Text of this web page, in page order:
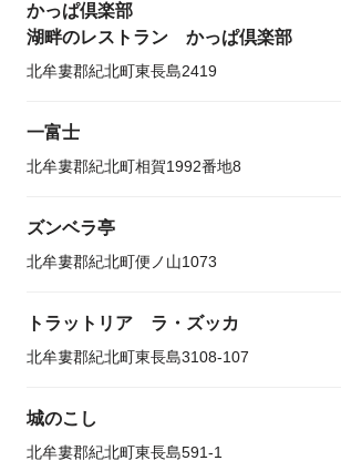
かっぱ倶楽部
湖畔のレストラン かっぱ倶楽部
北牟婁郡紀北町東長島2419
一富士
北牟婁郡紀北町相賀1992番地8
ズンベラ亭
北牟婁郡紀北町便ノ山1073
トラットリア ラ・ズッカ
北牟婁郡紀北町東長島3108-107
城のこし
北牟婁郡紀北町東長島591-1